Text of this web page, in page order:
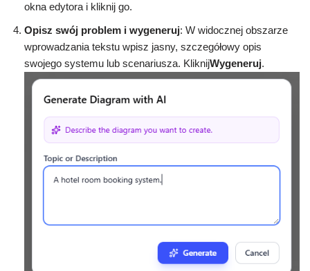
okna edytora i kliknij go.
Opisz swój problem i wygeneruj: W widocznej obszarze
wprowadzania tekstu wpisz jasny, szczegółowy opis
swojego systemu lub scenariusza. KliknijWygeneruj.